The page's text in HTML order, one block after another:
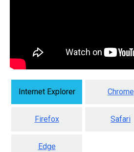
Internet Explorer Chrome
Firefox Safari
Edge